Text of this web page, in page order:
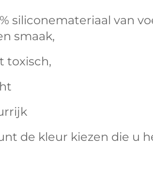
siliconemateriaal van
smaak,
toxisch,
de kleur kiezen die u